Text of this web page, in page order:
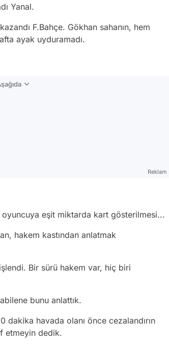
Yanal.
F.Bahçe. Gökhan sahanın, hem
ayak uyduramadı.
Reklam
eşit miktarda kart gösterilmesi...
hakem kastından anlatmak
Bir sürü hakem var, hiç biri
bunu anlattık.
dakika havada olanı önce cezalandırın
etmeyin dedik.